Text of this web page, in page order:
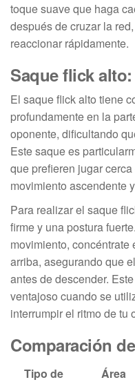
toque suave que haga
después de cruzar la
reaccionar rápidamente.
Saque flick
El saque flick alto tiene
profundamente en la
oponente, dificultando
Este saque es
que prefieren jugar
movimiento ascendente
Para realizar el saque
firme y una postura
movimiento,
arriba, asegurando que
antes de descender.
ventajoso cuando se
interrumpir el ritmo de tu
Comparación
Tipo de
Área